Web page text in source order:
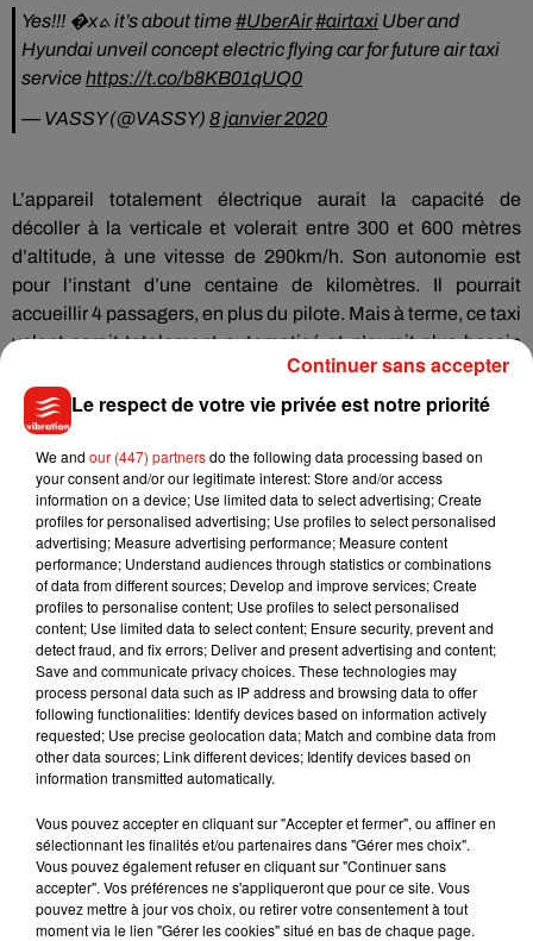
Yes!!! �xܬ it’s about time#UberAir#airtaxi Uber and
Hyundai unveil concept electric flying car for future air taxi
servicehttps://t.co/b8KB01qUQ0
— VASSY (@VASSY) 8 janvier 2020
L’appareil totalement électrique aurait la capacité de
décoller à la verticale et volerait entre 300 et 600 mètres
d’altitude, à une vitesse de 290km/h. Son autonomie est
pour l’instant d’une centaine de kilomètres. Il pourrait
accueillir 4 passagers, en plus du pilote. Mais à terme, ce taxi
volant serait totalement automatisé et n’aurait plus besoin
Musique
7 août 2026
Julien Lieb s’essaye à la vie de chatelain
dans son nouveau clip
7 août 2026
Madonna sort enfin le remix de « Love
Sensation » avec Kylie Minogue
7 août 2026
Tayc et Didi B dévoilent le single le plus
dansant de l’année
Le respect de votre vie privée est notre priorité
We and our (447) partnersdo the following data processing based on
your consent and/or our legitimate interest: Store and/or access
information on a device; Use limited data to select advertising; Create
profiles for personalised advertising; Use profiles to select personalised
advertising; Measure advertising performance; Measure content
performance; Understand audiences through statistics or combinations
of data from different sources; Develop and improve services; Create
profiles to personalise content; Use profiles to select personalised
content; Use limited data to select content; Ensure security, prevent and
detect fraud, and fix errors; Deliver and present advertising and content;
Save and communicate privacy choices. These technologies may
process personal data such as IP address and browsing data to offer
following functionalities: Identify devices based on information actively
requested; Use precise geolocation data; Match and combine data from
other data sources; Link different devices; Identify devices based on
information transmitted automatically.
Vous pouvez accepter en cliquant sur "Accepter et fermer", ou affiner en
sélectionnant les finalités et/ou partenaires dans "Gérer mes choix".
Vous pouvez également refuser en cliquant sur "Continuer sans
accepter". Vos préférences ne s'appliqueront que pour ce site. Vous
pouvez mettre à jour vos choix, ou retirer votre consentement à tout
moment via le lien "Gérer les cookies" situé en bas de chaque page.
Continuer sans accepter